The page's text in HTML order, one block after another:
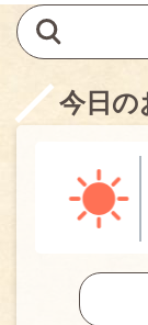
今日の